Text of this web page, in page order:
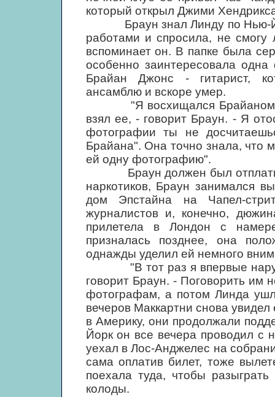
который открыл Джими
Браун знал Линду по Нью-
работами и спросила, не
вспоминает он. В папке была
особенно заинтересовала
Брайан Джонс - гитарист,
ансамблю и вскоре умер.
"Я восхищался Брайаном, и
взял ее, - говорит Браун. - Я
фотографии ты не
Брайана". Она точно знала, что
ей одну фотографию".
Браун должен был отплатить
наркотиков, Браун занимался
дом Эпстайна на Чапел-
журналистов и, конечно,
прилетела в Лондон с
призналась позднее, она
однажды уделил ей немного
"В тот раз я впервые
говорит Браун. - Поговорить им
фотографам, а потом Линда
вечеров Маккартни снова
в Америку, они продолжали
Йорк он все вечера проводил с
уехал в Лос-Анджелес на
сама оплатив билет, тоже
поехала туда, чтобы
колоды.